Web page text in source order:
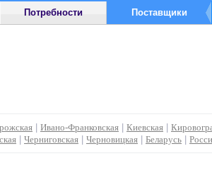
Потребности Поставщики
Ивано-Франковская Киевская
Черниговская Черновицкая Беларусь